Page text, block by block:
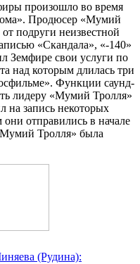
произошло во время
Продюсер «Мумий
подруги неизвестной
«Скандала», «-140»
Земфире свои услуги по
над которым длилась три
Функции саунд-
лидеру «Мумий Тролля»
на запись некоторых
отправились в начале
Тролля» была
(Рудина):